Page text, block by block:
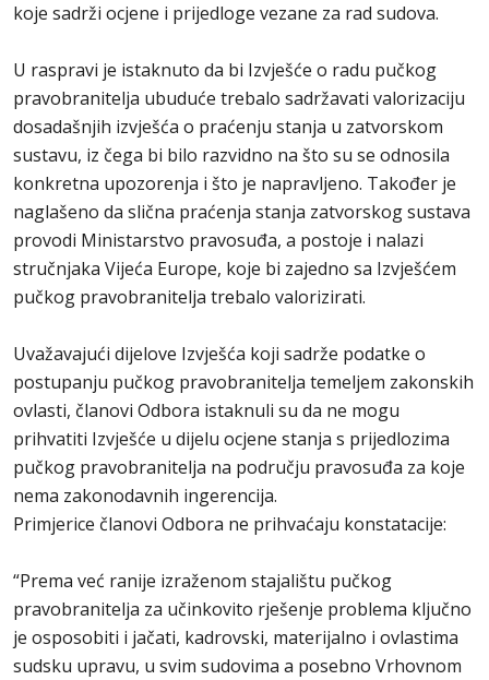
koje sadrži ocjene i prijedloge vezane za rad sudova.
U raspravi je istaknuto da bi Izvješće o radu pučkog
pravobranitelja ubuduće trebalo sadržavati valorizaciju
dosadašnjih izvješća o praćenju stanja u zatvorskom
sustavu, iz čega bi bilo razvidno na što su se odnosila
konkretna upozorenja i što je napravljeno. Također je
naglašeno da slična praćenja stanja zatvorskog sustava
provodi Ministarstvo pravosuđa, a postoje i nalazi
stručnjaka Vijeća Europe, koje bi zajedno sa Izvješćem
pučkog pravobranitelja trebalo valorizirati.
Uvažavajući dijelove Izvješća koji sadrže podatke o
postupanju pučkog pravobranitelja temeljem zakonskih
ovlasti, članovi Odbora istaknuli su da ne mogu
prihvatiti Izvješće u dijelu ocjene stanja s prijedlozima
pučkog pravobranitelja na području pravosuđa za koje
nema zakonodavnih ingerencija.
Primjerice članovi Odbora ne prihvaćaju konstatacije:
“Prema već ranije izraženom stajalištu pučkog
pravobranitelja za učinkovito rješenje problema ključno
je osposobiti i jačati, kadrovski, materijalno i ovlastima
sudsku upravu, u svim sudovima a posebno Vrhovnom